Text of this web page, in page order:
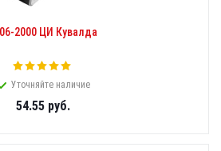
2000 ЦИ Кувалда
Уточняйте наличие
54.55руб.